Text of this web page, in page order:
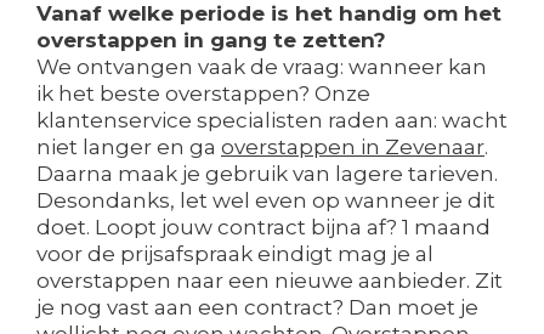
Vanaf welke periode is het handig om het
overstappen in gang te zetten?
We ontvangen vaak de vraag: wanneer kan
ik het beste overstappen? Onze
klantenservice specialisten raden aan: wacht
niet langer en ga overstappen in Zevenaar.
Daarna maak je gebruik van lagere tarieven.
Desondanks, let wel even op wanneer je dit
doet. Loopt jouw contract bijna af? 1 maand
voor de prijsafspraak eindigt mag je al
overstappen naar een nieuwe aanbieder. Zit
je nog vast aan een contract? Dan moet je